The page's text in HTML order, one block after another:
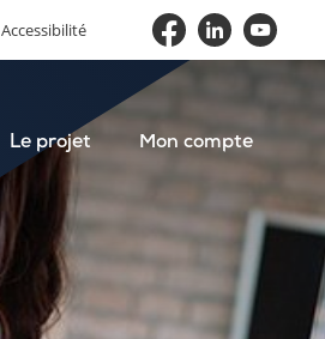
Accessibilité
Le projet Mon compte